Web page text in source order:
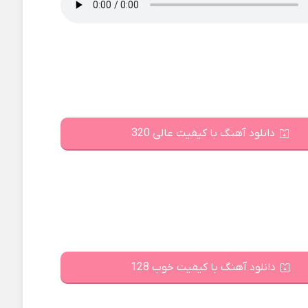
دانلود آهنگ با کیفیت عالی 320
دانلود آهنگ با کیفیت خوب 128